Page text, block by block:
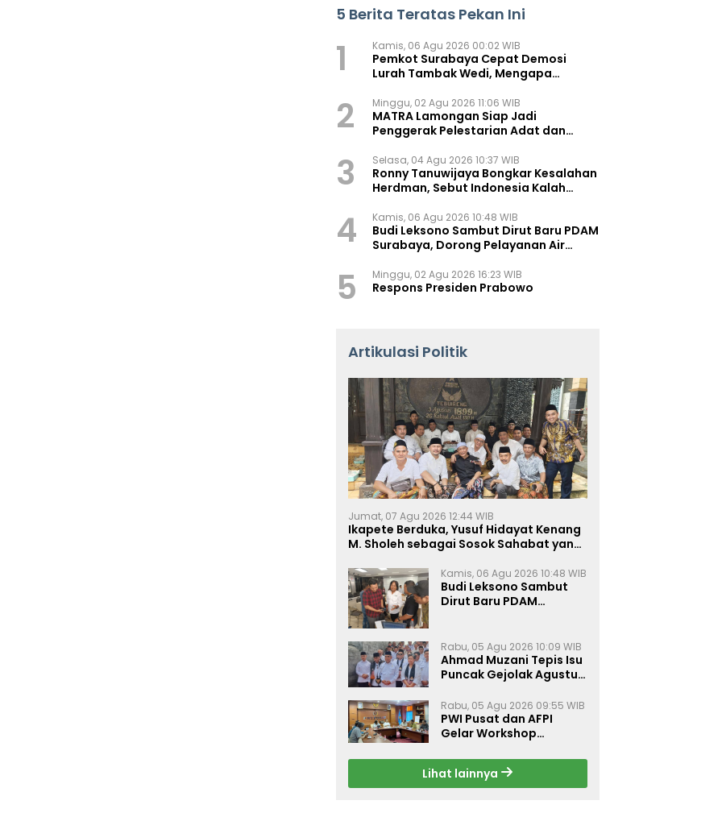
5 Berita Teratas Pekan Ini
1 Kamis, 06 Agu 2026 00:02 WIB
Pemkot Surabaya Cepat Demosi
Lurah Tambak Wedi, Mengapa
2 Minggu, 02 Agu 2026 11:06 WIB
MATRA Lamongan Siap Jadi
Penggerak Pelestarian Adat dan
3 Selasa, 04 Agu 2026 10:37 WIB
Ronny Tanuwijaya Bongkar Kesalahan
Herdman, Sebut Indonesia Kalah
4 Kamis, 06 Agu 2026 10:48 WIB
Budi Leksono Sambut Dirut Baru PDAM
Surabaya, Dorong Pelayanan Air
5 Minggu, 02 Agu 2026 16:23 WIB
Respons Presiden Prabowo
Artikulasi Politik
Jumat, 07 Agu 2026 12:44 WIB
Ikapete Berduka, Yusuf Hidayat Kenang
M. Sholeh sebagai Sosok Sahabat yang
Kamis, 06 Agu 2026 10:48 WIB
Budi Leksono Sambut
Dirut Baru PDAM
Makin Prima
Rabu, 05 Agu 2026 10:09 WIB
Ahmad Muzani Tepis Isu
Puncak Gejolak Agustus
Perkuat Persatuan
Rabu, 05 Agu 2026 09:55 WIB
PWI Pusat dan AFPI
Gelar Workshop
Inklusi Keuangan, dan
Perlindungan Publik
Lihat lainnya